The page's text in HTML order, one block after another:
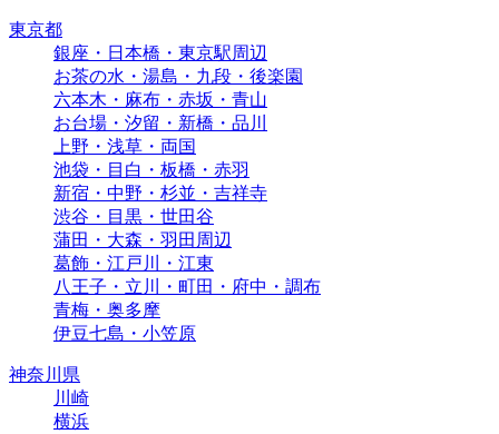
東京都
銀座・日本橋・東京駅周辺
お茶の水・湯島・九段・後楽園
六本木・麻布・赤坂・青山
お台場・汐留・新橋・品川
上野・浅草・両国
池袋・目白・板橋・赤羽
新宿・中野・杉並・吉祥寺
渋谷・目黒・世田谷
蒲田・大森・羽田周辺
葛飾・江戸川・江東
八王子・立川・町田・府中・調布
青梅・奥多摩
伊豆七島・小笠原
神奈川県
川崎
横浜